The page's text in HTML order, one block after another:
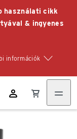
használati cikk
& ingyenes
információk